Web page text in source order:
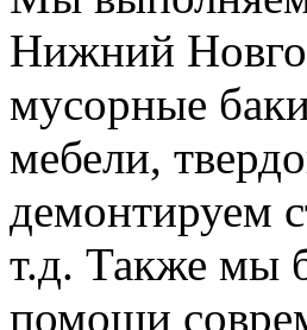
Нижний
мусорные
мебели,
демонтируем
т.д. Также мы
помощи